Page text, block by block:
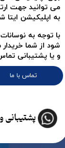
تماس با ما
می توانید جهت
به اپلیکیشن ایتا
پشتیبانی
با توجه به
شود از شما
و یا پشتیبانی